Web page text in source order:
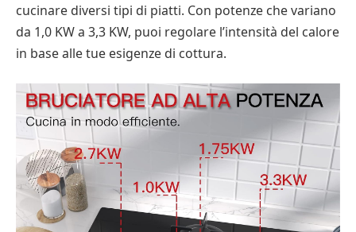
cucinare diversi tipi di piatti. Con potenze che variano
da 1,0 KW a 3,3 KW, puoi regolare l’intensità del calore
in base alle tue esigenze di cottura.